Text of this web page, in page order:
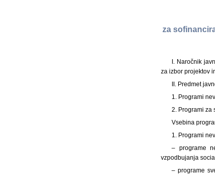
za
I. Naročnik
za izbor projektov
II. Predmet
1. Programi
2. Programi za
Vsebina
1. Programi
– programe
vzpodbujanja
– programe